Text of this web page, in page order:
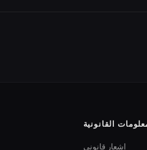
القانونية
إشعار قانوني